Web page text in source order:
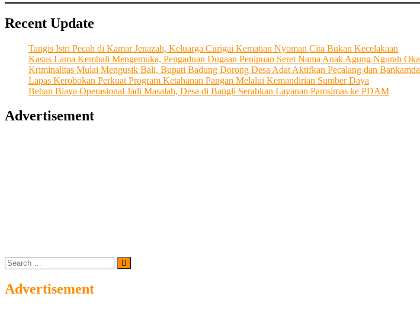
BERMIMPI”
Kini
Sukses
Kembangkan
Beberapa
Sektor
Usaha
Recent Update
Tangis Istri Pecah di Kamar Jenazah, Keluarga Curigai Kematian Nyoman Cita Bukan Kecelakaan
Kasus Lama Kembali Mengemuka, Pengaduan Dugaan Penipuan Seret Nama Anak Agung Ngurah Oka
Kriminalitas Mulai Mengusik Bali, Bupati Badung Dorong Desa Adat Aktifkan Pecalang dan Bankamda
Lapas Kerobokan Perkuat Program Ketahanan Pangan Melalui Kemandirian Sumber Daya
Beban Biaya Operasional Jadi Masalah, Desa di Bangli Serahkan Layanan Pamsimas ke PDAM
Advertisement
Search
…
Advertisement